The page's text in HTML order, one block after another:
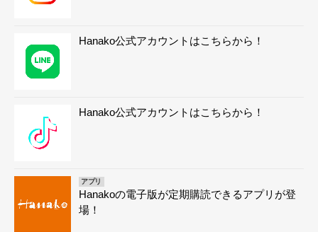
Hanako公式アカウントはこちらから！
Hanako公式アカウントはこちらから！
アプリ
Hanakoの電子版が定期購読できるアプリが登
場！